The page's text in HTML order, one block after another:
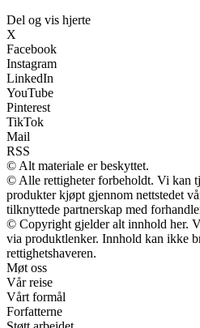
Del og vis hjerte
X
Facebook
Instagram
LinkedIn
YouTube
Pinterest
TikTok
Mail
RSS
© Alt materiale er beskyttet.
© Alle rettigheter forbeholdt. Vi kan
produkter kjøpt gjennom nettstedet
tilknyttede partnerskap med
© Copyright gjelder alt innhold her.
via produktlenker. Innhold kan ikke
rettighetshaveren.
Møt oss
Vår reise
Vårt formål
Forfatterne